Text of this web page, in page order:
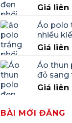
Giá liên
Áo polo
nhiều
Giá liên
Áo thun
đỏ sang
Giá liên
BÀI MỚI ĐĂNG